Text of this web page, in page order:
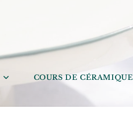
COURS DE CÉRAMIQUE